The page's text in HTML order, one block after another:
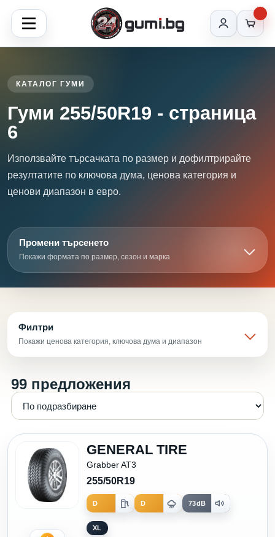
КАТАЛОГ ГУМИ
Гуми 255/50R19 - страница
6
Използвайте търсачката по размер и дофилтрирайте
резултатите по ключова дума, ценова категория и
ценови диапазон в евро.
Промени търсенето
Покажи формата по размер, сезон и марка
Филтри
Покажи ценова категория, ключова дума и диапазон
99 предложения
GENERAL TIRE
Grabber AT3
255/50R19
D D 73dB
XL